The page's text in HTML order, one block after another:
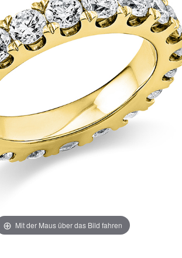
Mit der Maus über das Bild fahren